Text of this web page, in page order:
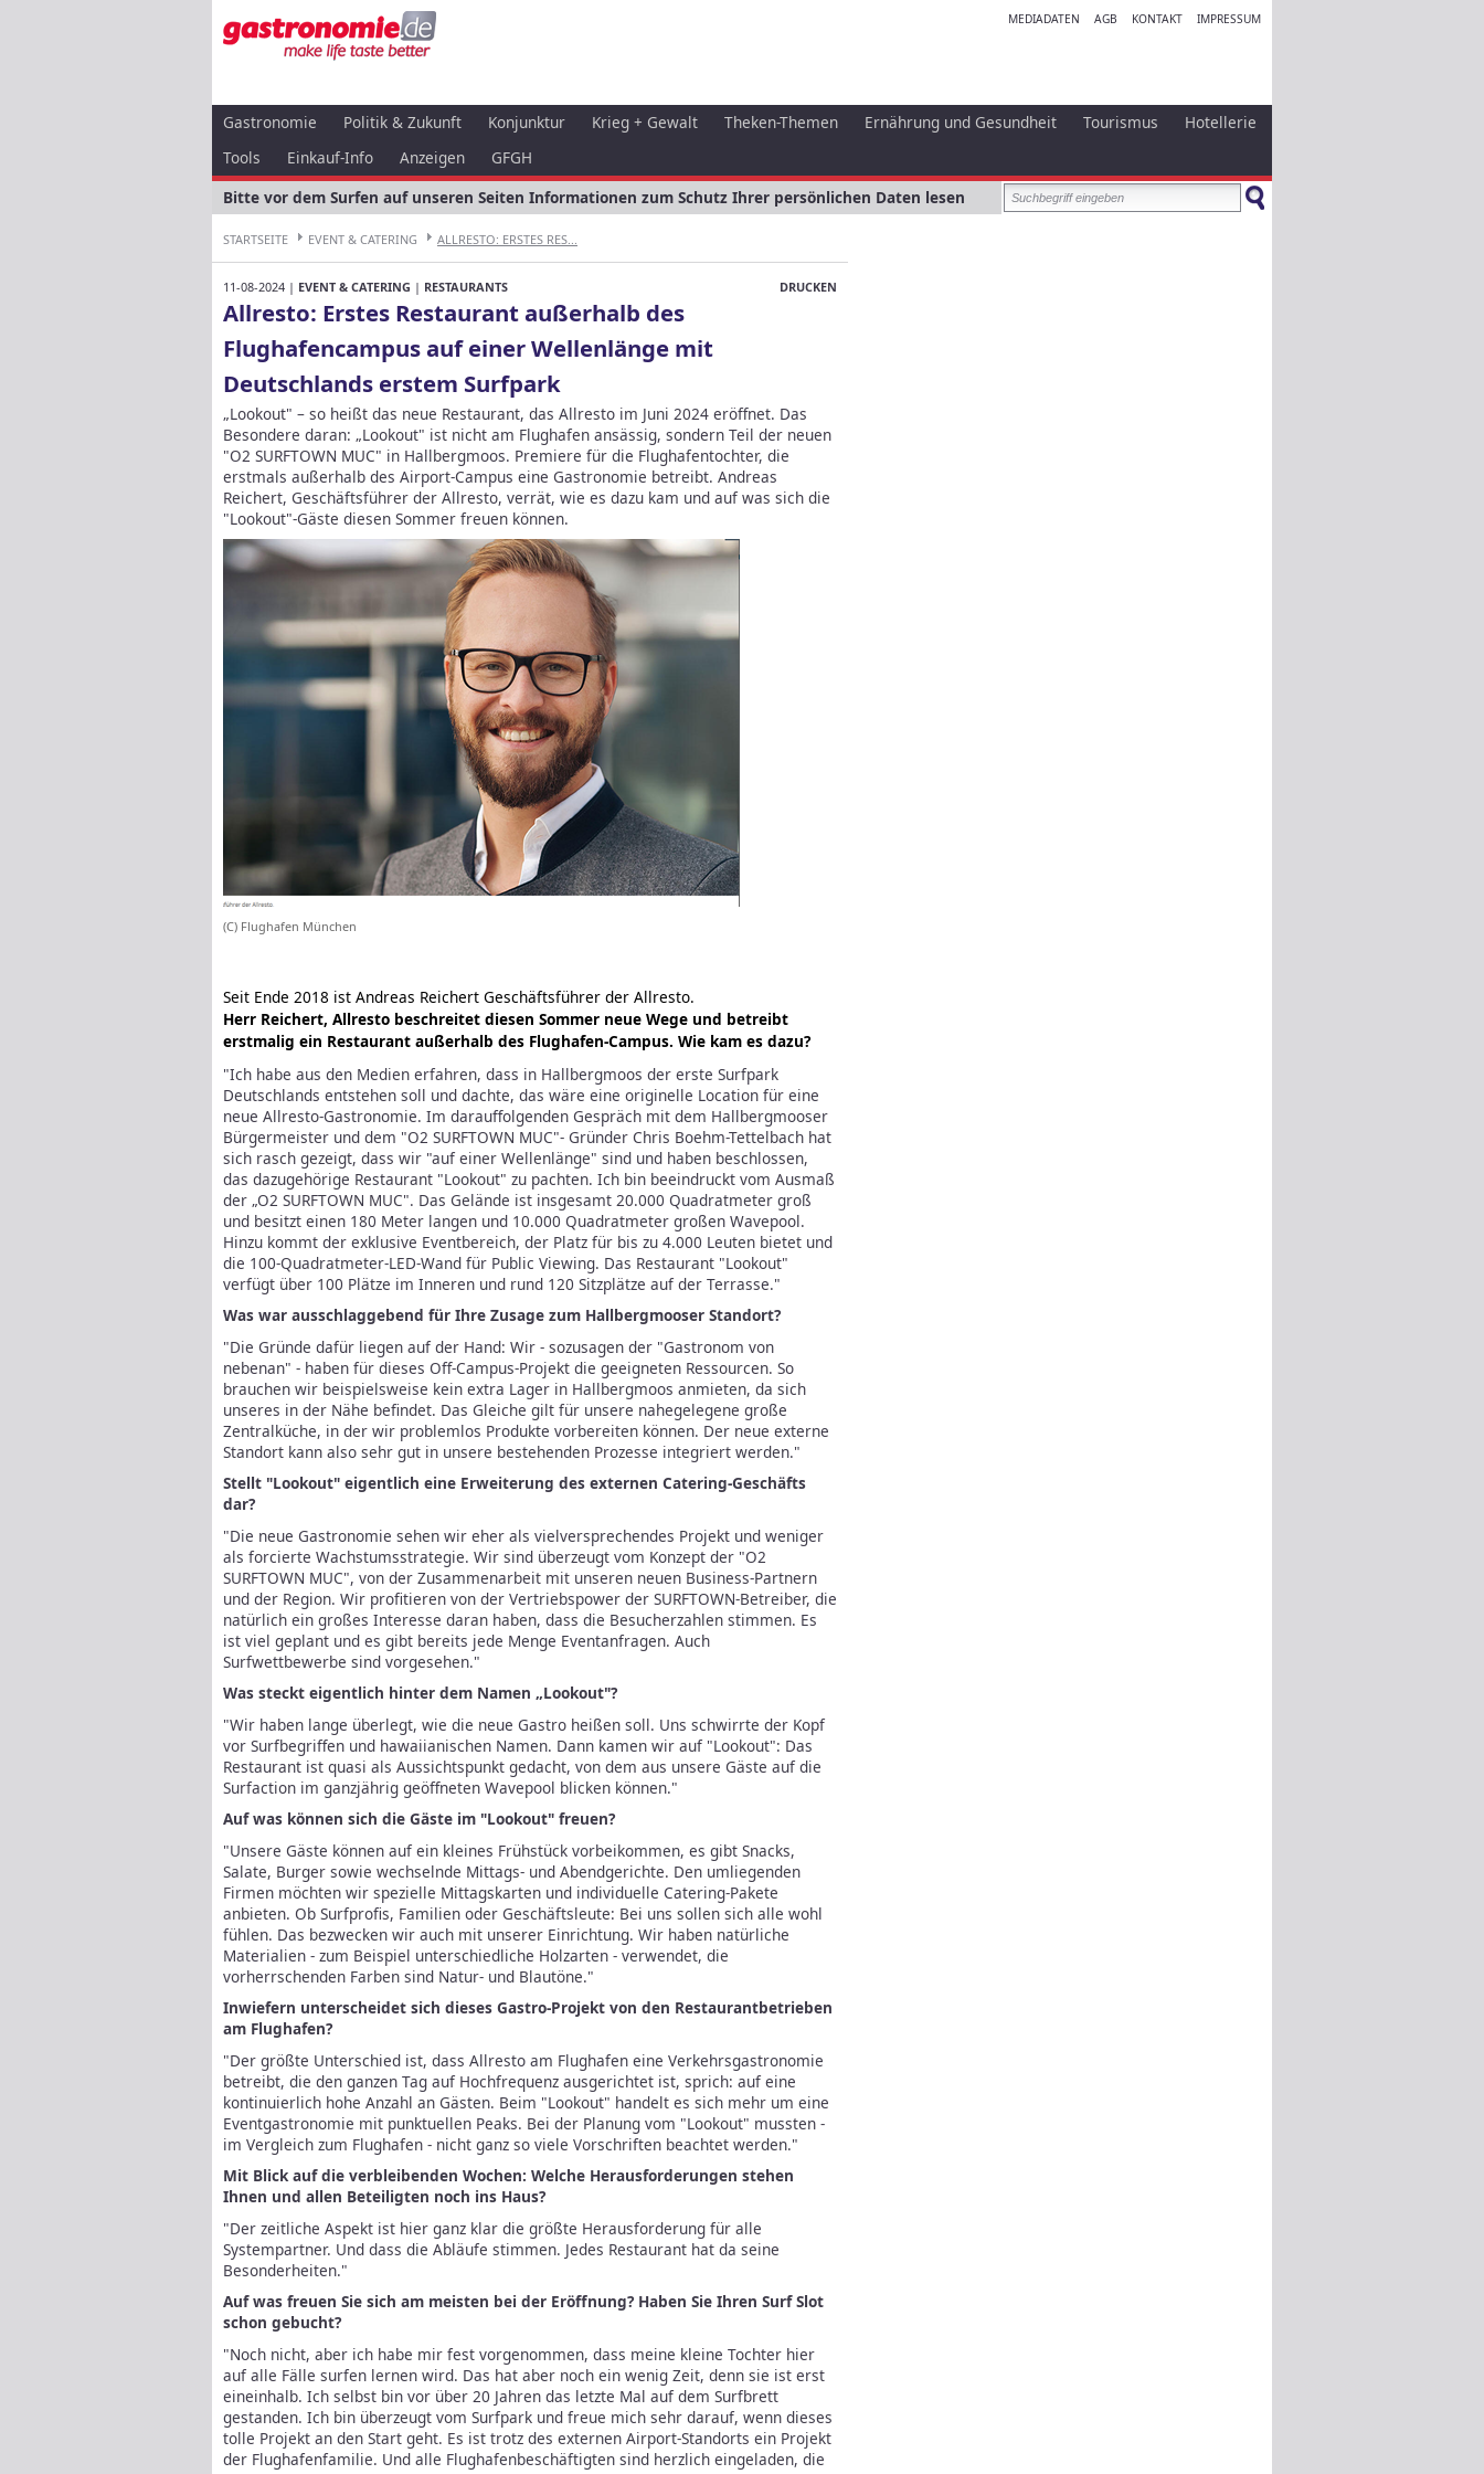
MEDIADATEN AGB KONTAKT IMPRESSUM
Gastronomie Politik & Zukunft Konjunktur Krieg + Gewalt Theken-Themen Ernährung und Gesundheit Tourismus
Hotellerie
Tools
Einkauf-Info Anzeigen
GFGH
Bitte vor dem Surfen auf unseren Seiten Informationen zum Schutz Ihrer persönlichen Daten lesen
STARTSEITE EVENT & CATERING ALLRESTO: ERSTES RES...
DRUCKEN
11-08-2024 | EVENT & CATERING | RESTAURANTS
Allresto: Erstes Restaurant außerhalb des
Flughafencampus auf einer Wellenlänge mit
Deutschlands erstem Surfpark
„Lookout" – so heißt das neue Restaurant, das Allresto im Juni 2024 eröffnet. Das
Besondere daran: „Lookout" ist nicht am Flughafen ansässig, sondern Teil der neuen
"O2 SURFTOWN MUC" in Hallbergmoos. Premiere für die Flughafentochter, die
erstmals außerhalb des Airport-Campus eine Gastronomie betreibt. Andreas
Reichert, Geschäftsführer der Allresto, verrät, wie es dazu kam und auf was sich die
"Lookout"-Gäste diesen Sommer freuen können.
(C) Flughafen München
Seit Ende 2018 ist Andreas Reichert Geschäftsführer der Allresto.
Herr Reichert, Allresto beschreitet diesen Sommer neue Wege und betreibt
erstmalig ein Restaurant außerhalb des Flughafen-Campus. Wie kam es dazu?
"Ich habe aus den Medien erfahren, dass in Hallbergmoos der erste Surfpark
Deutschlands entstehen soll und dachte, das wäre eine originelle Location für eine
neue Allresto-Gastronomie. Im darauffolgenden Gespräch mit dem Hallbergmooser
Bürgermeister und dem "O2 SURFTOWN MUC"- Gründer Chris Boehm-Tettelbach hat
sich rasch gezeigt, dass wir "auf einer Wellenlänge" sind und haben beschlossen,
das dazugehörige Restaurant "Lookout" zu pachten. Ich bin beeindruckt vom Ausmaß
der „O2 SURFTOWN MUC". Das Gelände ist insgesamt 20.000 Quadratmeter groß
und besitzt einen 180 Meter langen und 10.000 Quadratmeter großen Wavepool.
Hinzu kommt der exklusive Eventbereich, der Platz für bis zu 4.000 Leuten bietet und
die 100-Quadratmeter-LED-Wand für Public Viewing. Das Restaurant "Lookout"
verfügt über 100 Plätze im Inneren und rund 120 Sitzplätze auf der Terrasse."
Was war ausschlaggebend für Ihre Zusage zum Hallbergmooser Standort?
"Die Gründe dafür liegen auf der Hand: Wir - sozusagen der "Gastronom von
nebenan" - haben für dieses Off-Campus-Projekt die geeigneten Ressourcen. So
brauchen wir beispielsweise kein extra Lager in Hallbergmoos anmieten, da sich
unseres in der Nähe befindet. Das Gleiche gilt für unsere nahegelegene große
Zentralküche, in der wir problemlos Produkte vorbereiten können. Der neue externe
Standort kann also sehr gut in unsere bestehenden Prozesse integriert werden."
Stellt "Lookout" eigentlich eine Erweiterung des externen Catering-Geschäfts
dar?
"Die neue Gastronomie sehen wir eher als vielversprechendes Projekt und weniger
als forcierte Wachstumsstrategie. Wir sind überzeugt vom Konzept der "O2
SURFTOWN MUC", von der Zusammenarbeit mit unseren neuen Business-Partnern
und der Region. Wir profitieren von der Vertriebspower der SURFTOWN-Betreiber, die
natürlich ein großes Interesse daran haben, dass die Besucherzahlen stimmen. Es
ist viel geplant und es gibt bereits jede Menge Eventanfragen. Auch
Surfwettbewerbe sind vorgesehen."
Was steckt eigentlich hinter dem Namen „Lookout"?
"Wir haben lange überlegt, wie die neue Gastro heißen soll. Uns schwirrte der Kopf
vor Surfbegriffen und hawaiianischen Namen. Dann kamen wir auf "Lookout": Das
Restaurant ist quasi als Aussichtspunkt gedacht, von dem aus unsere Gäste auf die
Surfaction im ganzjährig geöffneten Wavepool blicken können."
Auf was können sich die Gäste im "Lookout" freuen?
"Unsere Gäste können auf ein kleines Frühstück vorbeikommen, es gibt Snacks,
Salate, Burger sowie wechselnde Mittags- und Abendgerichte. Den umliegenden
Firmen möchten wir spezielle Mittagskarten und individuelle Catering-Pakete
anbieten. Ob Surfprofis, Familien oder Geschäftsleute: Bei uns sollen sich alle wohl
fühlen. Das bezwecken wir auch mit unserer Einrichtung. Wir haben natürliche
Materialien - zum Beispiel unterschiedliche Holzarten - verwendet, die
vorherrschenden Farben sind Natur- und Blautöne."
Inwiefern unterscheidet sich dieses Gastro-Projekt von den Restaurantbetrieben
am Flughafen?
"Der größte Unterschied ist, dass Allresto am Flughafen eine Verkehrsgastronomie
betreibt, die den ganzen Tag auf Hochfrequenz ausgerichtet ist, sprich: auf eine
kontinuierlich hohe Anzahl an Gästen. Beim "Lookout" handelt es sich mehr um eine
Eventgastronomie mit punktuellen Peaks. Bei der Planung vom "Lookout" mussten -
im Vergleich zum Flughafen - nicht ganz so viele Vorschriften beachtet werden."
Mit Blick auf die verbleibenden Wochen: Welche Herausforderungen stehen
Ihnen und allen Beteiligten noch ins Haus?
"Der zeitliche Aspekt ist hier ganz klar die größte Herausforderung für alle
Systempartner. Und dass die Abläufe stimmen. Jedes Restaurant hat da seine
Besonderheiten."
Auf was freuen Sie sich am meisten bei der Eröffnung? Haben Sie Ihren Surf Slot
schon gebucht?
"Noch nicht, aber ich habe mir fest vorgenommen, dass meine kleine Tochter hier
auf alle Fälle surfen lernen wird. Das hat aber noch ein wenig Zeit, denn sie ist erst
eineinhalb. Ich selbst bin vor über 20 Jahren das letzte Mal auf dem Surfbrett
gestanden. Ich bin überzeugt vom Surfpark und freue mich sehr darauf, wenn dieses
tolle Projekt an den Start geht. Es ist trotz des externen Airport-Standorts ein Projekt
der Flughafenfamilie. Und alle Flughafenbeschäftigten sind herzlich eingeladen, die